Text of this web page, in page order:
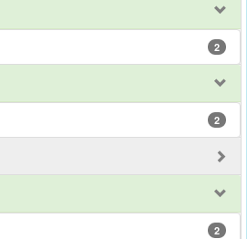
2
2
2